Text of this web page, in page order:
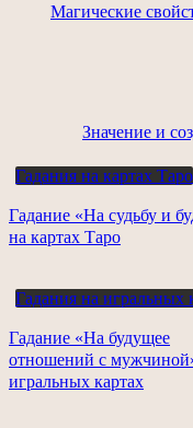
Магические
Значение и
Гадания на картах Таро
Гадание «На судьбу и
на картах Таро
Гадания на игральных
Гадание «На будущее
отношений с
игральных картах